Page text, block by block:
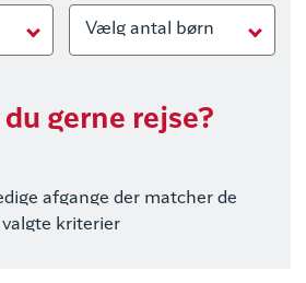
Vælg antal børn
gerne rejse?
afgange der matcher de
valgte kriterier